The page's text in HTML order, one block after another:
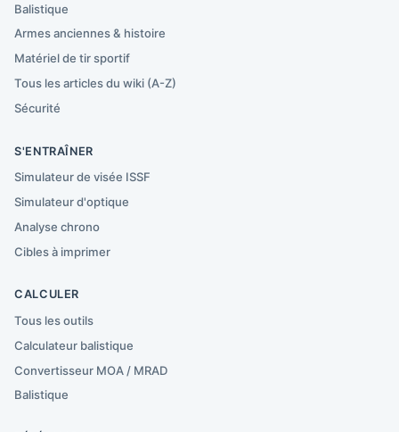
Balistique
Armes anciennes & histoire
Matériel de tir sportif
Tous les articles du wiki (A-Z)
Sécurité
S'ENTRAÎNER
Simulateur de visée ISSF
Simulateur d'optique
Analyse chrono
Cibles à imprimer
CALCULER
Tous les outils
Calculateur balistique
Convertisseur MOA / MRAD
Balistique